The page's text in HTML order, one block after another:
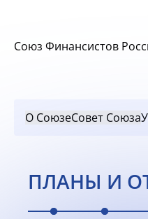
Союз Финансистов
О СоюзеСовет Союза
ПЛАНЫ И